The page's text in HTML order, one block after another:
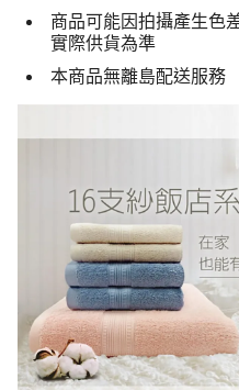
商品可能因拍攝產生色
實際供貨為準
本商品無離島配送服務